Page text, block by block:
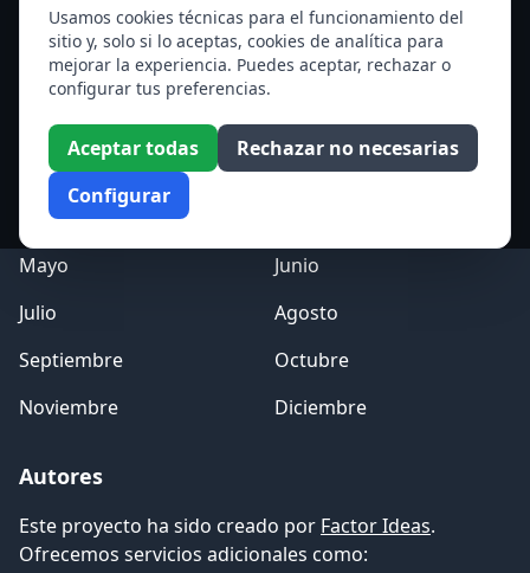
Usamos cookies técnicas para el funcionamiento del
sitio y, solo si lo aceptas, cookies de analítica para
mejorar la experiencia. Puedes aceptar, rechazar o
configurar tus preferencias.
Aceptar todas
Rechazar no necesarias
Configurar
San Sixto II papa
Ver todos los santos de hoy
Acceso a los Meses
Enero
Febrero
Marzo
Mayo
Junio
Julio
Agosto
Septiembre
Octubre
Noviembre
Diciembre
Autores
Este proyecto ha sido creado por Factor Ideas.
Ofrecemos servicios adicionales como: